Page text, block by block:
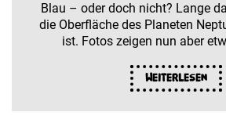
Blau – oder doch nicht? Lange
die Oberfläche des Planeten
ist. Fotos zeigen nun aber
Weiterlesen